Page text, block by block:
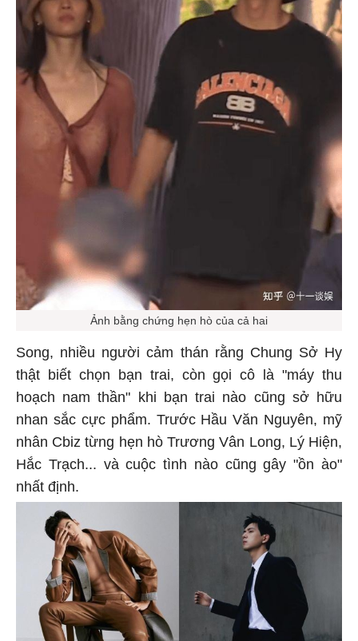
Ảnh bằng chứng hẹn hò của cả hai
Song, nhiều người cảm thán rằng Chung Sở Hy
thật biết chọn bạn trai, còn gọi cô là "máy thu
hoạch nam thần" khi bạn trai nào cũng sở hữu
nhan sắc cực phẩm. Trước Hầu Văn Nguyên, mỹ
nhân Cbiz từng hẹn hò Trương Vân Long, Lý Hiện,
Hắc Trạch... và cuộc tình nào cũng gây "ồn ào"
nhất định.